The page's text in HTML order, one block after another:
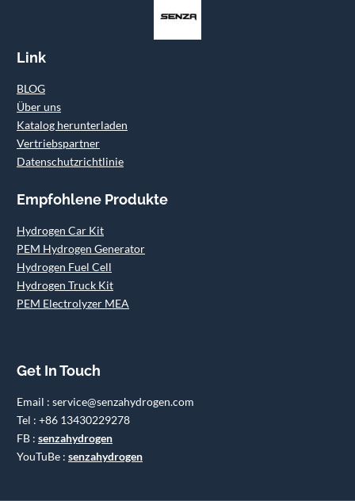
Link
BLOG
Über uns
Katalog herunterladen
Vertriebspartner
Datenschutzrichtlinie
Empfohlene Produkte
Hydrogen Car Kit
PEM Hydrogen Generator
Hydrogen Fuel Cell
Hydrogen Truck Kit
PEM Electrolyzer MEA
Get In Touch
Email : service@senzahydrogen.com
Tel : +86 13430229278
FB : senzahydrogen
YouTuBe : senzahydrogen